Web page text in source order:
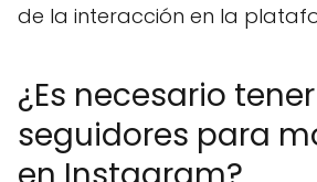
de la interacción en la
¿Es necesario
seguidores para